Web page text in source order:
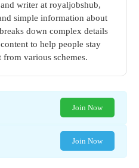
writer at royaljobshub,
simple information about
down complex details
to help people stay
various schemes.
Join Now
Join Now